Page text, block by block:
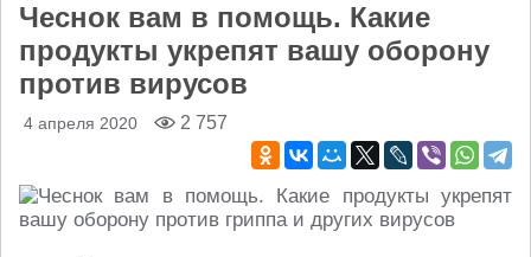
Чеснок вам в помощь. Какие
продукты укрепят вашу оборону
против вирусов
4 апреля 2020 2 757